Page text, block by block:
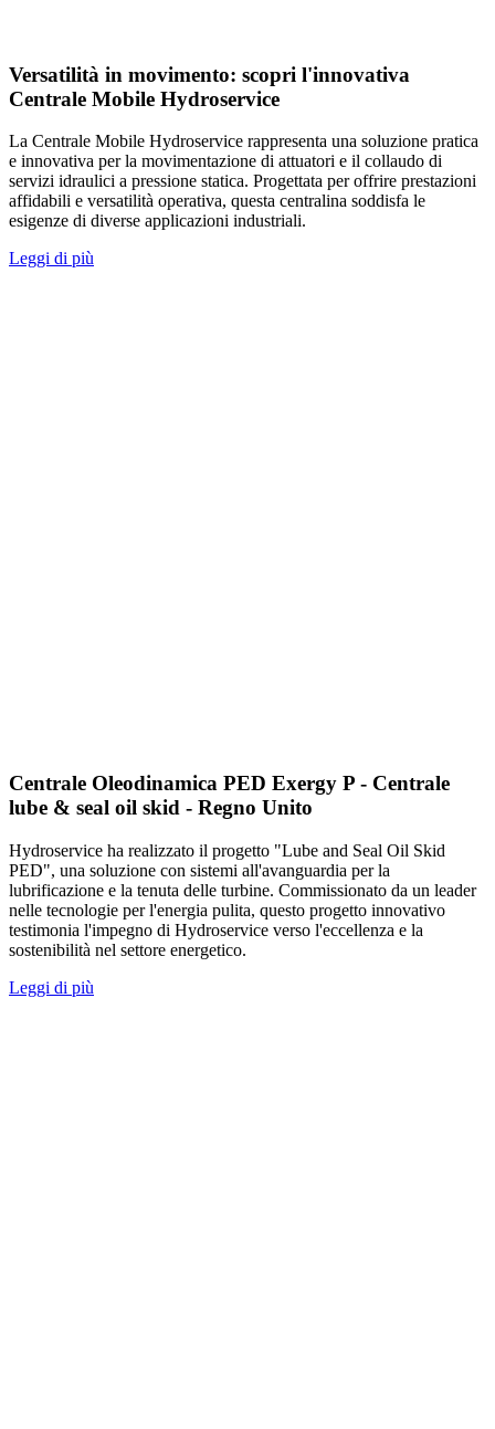
Versatilità in movimento: scopri l'innovativa
Centrale Mobile Hydroservice
La Centrale Mobile Hydroservice rappresenta una soluzione pratica
e innovativa per la movimentazione di attuatori e il collaudo di
servizi idraulici a pressione statica. Progettata per offrire prestazioni
affidabili e versatilità operativa, questa centralina soddisfa le
esigenze di diverse applicazioni industriali.
Leggi di più
Centrale Oleodinamica PED Exergy P - Centrale
lube & seal oil skid - Regno Unito
Hydroservice ha realizzato il progetto "Lube and Seal Oil Skid
PED", una soluzione con sistemi all'avanguardia per la
lubrificazione e la tenuta delle turbine. Commissionato da un leader
nelle tecnologie per l'energia pulita, questo progetto innovativo
testimonia l'impegno di Hydroservice verso l'eccellenza e la
sostenibilità nel settore energetico.
Leggi di più